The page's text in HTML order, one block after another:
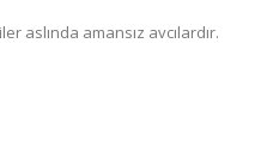
aslında amansız avcılardır.